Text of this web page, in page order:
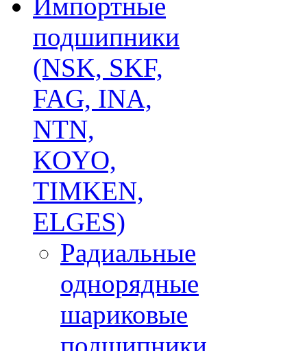
подшипники
(NSK, SKF,
FAG, INA,
NTN,
KOYO,
TIMKEN,
ELGES)
Радиальные
однорядные
шариковые